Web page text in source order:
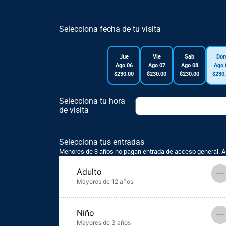
Selecciona fecha de tu visita
Jue
Ago 06
$230.00
Vie
Ago 07
$230.00
Sab
Ago 08
$230.00
Ago
Selecciona tu hora
de visita
Selecciona tus entradas
Menores de 3 años no pagan entrada de acceso general.
Adulto
Mayores de 12 años –
Niño
Mayores de 3 años –